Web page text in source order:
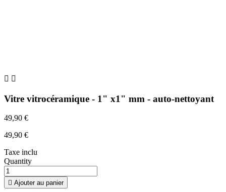
 
Vitre vitrocéramique - 1" x1" mm - auto-nettoyant
49,90 €
49,90 €
Taxe inclu
Quantity
 Ajouter au panier